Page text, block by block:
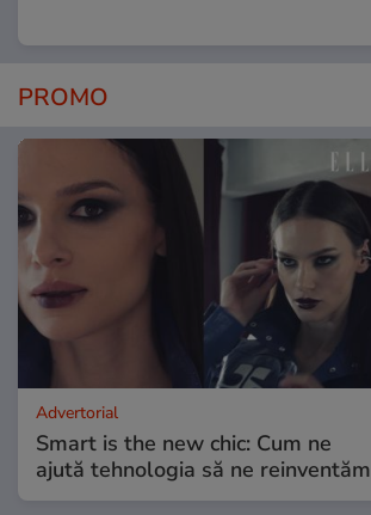
PROMO
Advertorial
Smart is the new chic: Cum ne
ajută tehnologia să ne reinventăm